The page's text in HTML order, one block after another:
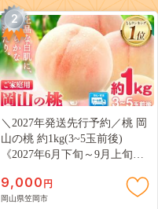
2
＼2027年発送先行予約／桃 岡
山の桃 約1kg(3~5玉前後)
《2027年6月下旬～9月上旬頃
岡山 はくとう スイーツ フル
ーツ 果物 デザート 旬 モモ も
9,000 円
岡山県笠岡市